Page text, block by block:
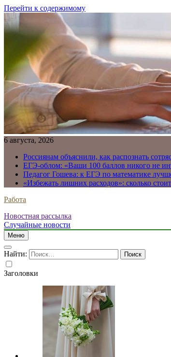
Перейти к содержимому
6 августа, 2026
Россиянам объяснили, как распознать
ЕГЭ-облом: «Ваши 100 баллов никого не
Педагог Гошева: к ЕГЭ по математике
«Избежать лишних расходов»: сколько
Работа
Новостная рассылка
Случайные новости
Меню
Найти:
Заголовки